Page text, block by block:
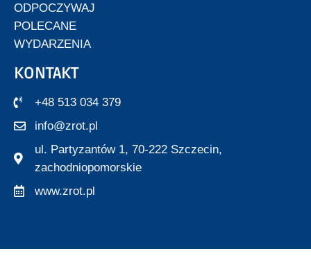
ODPOCZYWAJ
POLECANE
WYDARZENIA
KONTAKT
+48 513 034 379
info@zrot.pl
ul. Partyzantów 1, 70-222 Szczecin,
zachodniopomorskie
www.zrot.pl